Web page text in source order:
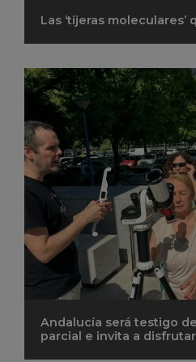
Las ‘tijeras moleculares’
Andalucía será testigo
parcial e invita a